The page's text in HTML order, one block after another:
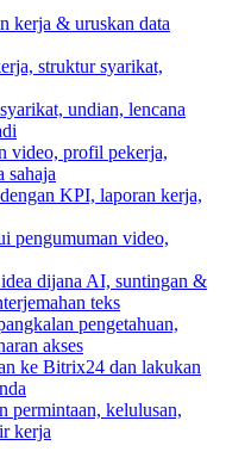
kerja & uruskan data
struktur syarikat,
undian, lencana
video, profil pekerja,
sahaja
KPI, laporan kerja,
pengumuman video,
dijana AI, suntingan &
teks
pengetahuan,
akses
ke Bitrix24 dan lakukan
permintaan, kelulusan,
kerja